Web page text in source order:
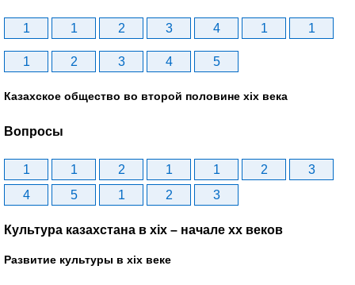
1 1 2 3 4 1 1
1 2 3 4 5
Казахское общество во второй половине хіх века
Вопросы
1 1 2 1 1 2
3
4
5 1 2 3
Культура казахстана в xix – начале хх веков
Развитие культуры в xix веке